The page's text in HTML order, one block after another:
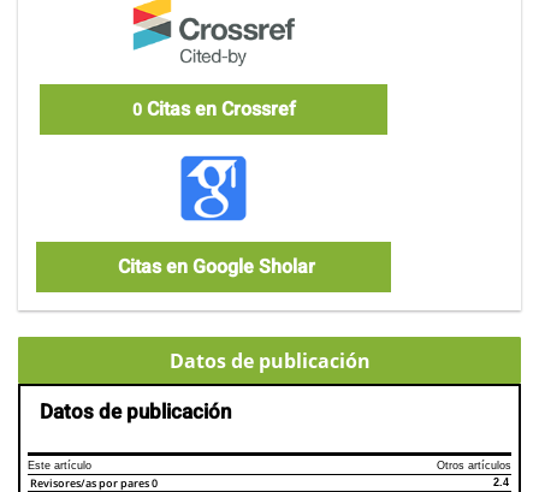
0Citas en Crossref
Citas en Google Sholar
Datos de publicación
Datos de publicación
Este artículo Otros artículos
Revisores/as por pares0 2.4